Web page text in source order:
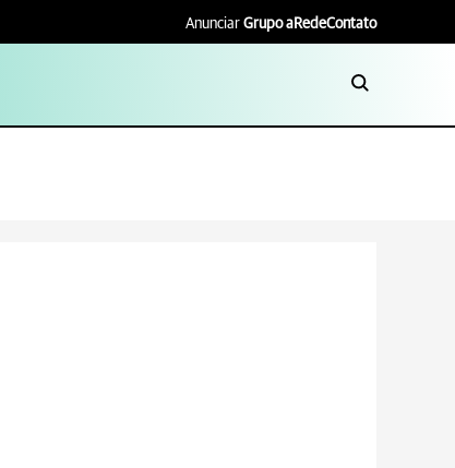
Anunciar Grupo aRedeContato